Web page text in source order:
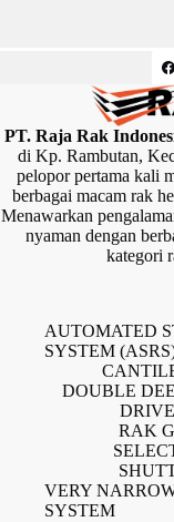
PT. Raja Rak
di Kp. Rambutan,
pelopor pertama kali
berbagai macam rak
Menawarkan
nyaman dengan
kategori
AUTOMATED
SYSTEM
DOUBLE
RAK
VERY
SYSTEM